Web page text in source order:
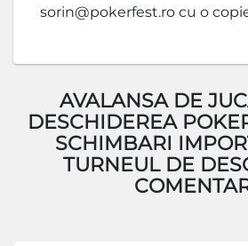
sorin@pokerfest.ro cu o
AVALANSA DE
DESCHIDEREA
SCHIMBARI
TURNEUL DE